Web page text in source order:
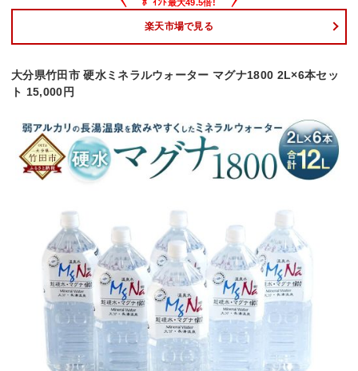
楽天市場で見る
大分県竹田市 硬水ミネラルウォーター マグナ1800 2L×6本セッ
ト 15,000円